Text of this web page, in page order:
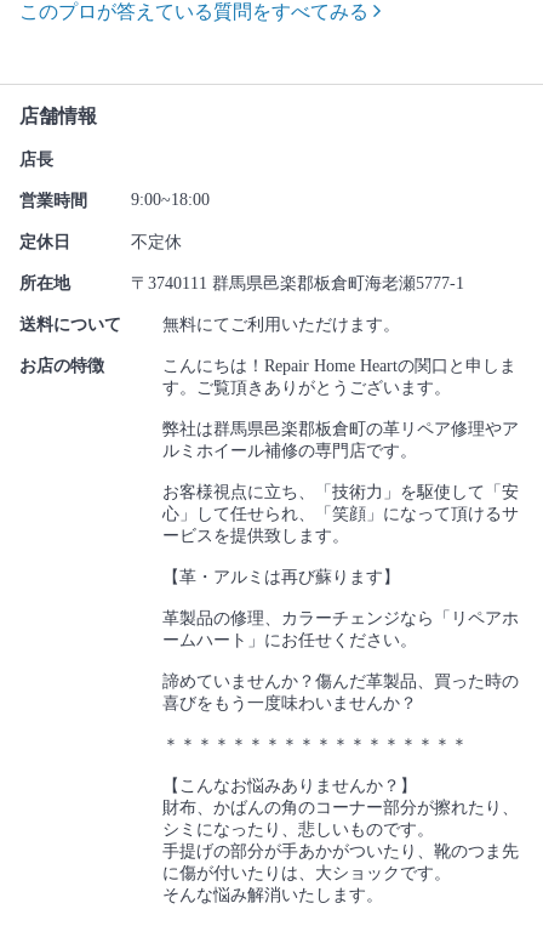
このプロが答えている質問をすべてみる
店舗情報
店長
営業時間 9:00~18:00
定休日 不定休
所在地 〒3740111 群馬県邑楽郡板倉町海老瀬5777-1
送料について 無料にてご利用いただけます。
お店の特徴
こんにちは！Repair Home Heartの関口と申しま
す。ご覧頂きありがとうございます。
弊社は群馬県邑楽郡板倉町の革リペア修理やア
ルミホイール補修の専門店です。
お客様視点に立ち、「技術力」を駆使して「安
心」して任せられ、「笑顔」になって頂けるサ
ービスを提供致します。
【革・アルミは再び蘇ります】
革製品の修理、カラーチェンジなら「リペアホ
ームハート」にお任せください。
諦めていませんか？傷んだ革製品、買った時の
喜びをもう一度味わいませんか？
＊＊＊＊＊＊＊＊＊＊＊＊＊＊＊＊＊＊
【こんなお悩みありませんか？】
財布、かばんの角のコーナー部分が擦れたり、
シミになったり、悲しいものです。
手提げの部分が手あかがついたり、靴のつま先
に傷が付いたりは、大ショックです。
そんな悩み解消いたします。